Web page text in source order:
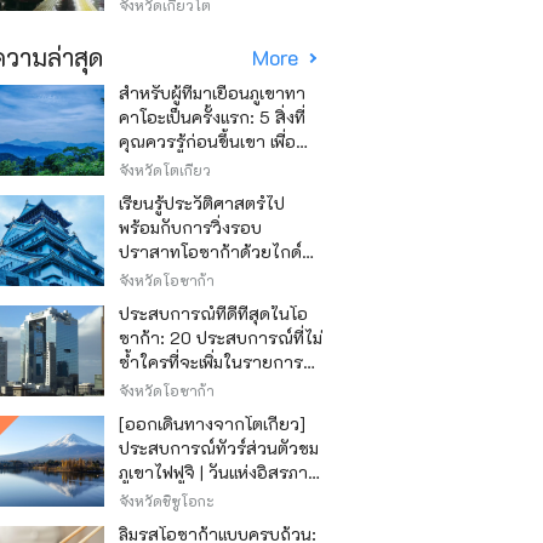
จังหวัดเกียวโต
ามล่าสุด More
สำหรับผู้ที่มาเยือนภูเขาทา
คาโอะเป็นครั้งแรก: 5 สิ่งที่
คุณควรรู้ก่อนขึ้นเขา เพื่อ
ให้การปีนเขาเป็นไปอย่าง
สนุกสนาน
จังหวัดโตเกียว
เรียนรู้ประวัติศาสตร์ไป
พร้อมกับการวิ่งรอบ
ปราสาทโอซาก้าด้วยไกด์
เสียง "วิ่ง วิ่ง เรียนรู้"
จังหวัดโอซาก้า
ประสบการณ์ที่ดีที่สุดในโอ
ซาก้า: 20 ประสบการณ์ที่ไม่
ซ้ำใครที่จะเพิ่มในรายการสิ่ง
ที่อยากทำในการเดินทาง
ของคุณ
จังหวัดโอซาก้า
[ออกเดินทางจากโตเกียว]
ประสบการณ์ทัวร์ส่วนตัวชม
ภูเขาไฟฟูจิ | วันแห่งอิสรภาพ
สุดหรู
จังหวัดชิซูโอกะ
ลิ้มรสโอซาก้าแบบครบถ้วน: